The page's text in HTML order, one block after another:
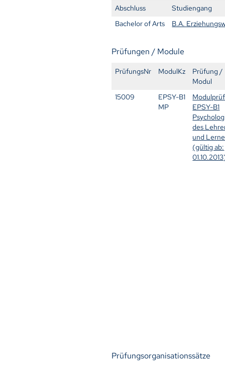
Abschluss
Studiengang
Bachelor of Arts
B.A.
Prüfungen / Module
PrüfungsNr ModulKz
Prüfung /
Modul
15009
EPSY-B1
MP
EPSY-B1
des
und
(gültig ab:
Prüfungsorganisationssätze